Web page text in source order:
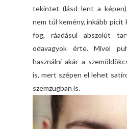
tekintet (lásd lent a
nem túl kemény, inkább picit
fog, ráadásul abszolút
odavagyok érte. Mivel
használni akár a
is, mert szépen el lehet
szemzugban is.